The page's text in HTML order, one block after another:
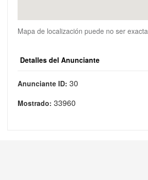
Mapa de localización puede no ser exacta
Detalles del Anunciante
Anunciante ID: 30
Mostrado: 33960